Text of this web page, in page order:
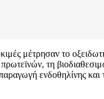
μέτρησαν το
τη
ενδοθηλίνης και